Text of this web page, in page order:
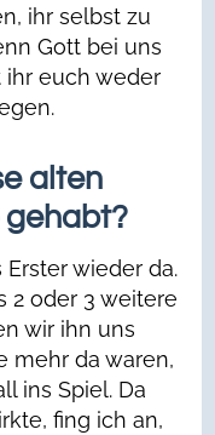
ihr selbst zu
Gott bei uns
ihr euch weder
alten
gehabt?
wieder da.
2 oder 3 weitere
wir ihn uns
mehr da waren,
ins Spiel. Da
fing ich an,